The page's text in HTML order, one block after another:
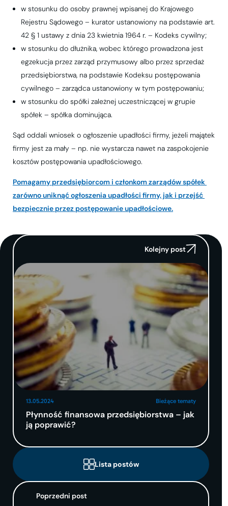
w stosunku do osoby prawnej wpisanej do Krajowego
Rejestru Sądowego – kurator ustanowiony na podstawie art.
42 § 1 ustawy z dnia 23 kwietnia 1964 r. – Kodeks cywilny;
w stosunku do dłużnika, wobec którego prowadzona jest
egzekucja przez zarząd przymusowy albo przez sprzedaż
przedsiębiorstwa, na podstawie Kodeksu postępowania
cywilnego – zarządca ustanowiony w tym postępowaniu;
w stosunku do spółki zależnej uczestniczącej w grupie
spółek – spółka dominująca.
Sąd oddali wniosek o ogłoszenie upadłości firmy, jeżeli majątek
firmy jest za mały – np. nie wystarcza nawet na zaspokojenie
kosztów postępowania upadłościowego.
Pomagamy przedsiębiorcom i członkom zarządów spółek
zarówno uniknąć ogłoszenia upadłości firmy, jak i przejść
bezpiecznie przez postępowanie upadłościowe.
Poprzedni post
Lista postów
Kolejny post
13.05.2024 Bieżące tematy
Płynność finansowa przedsiębiorstwa – jak
ją poprawić?